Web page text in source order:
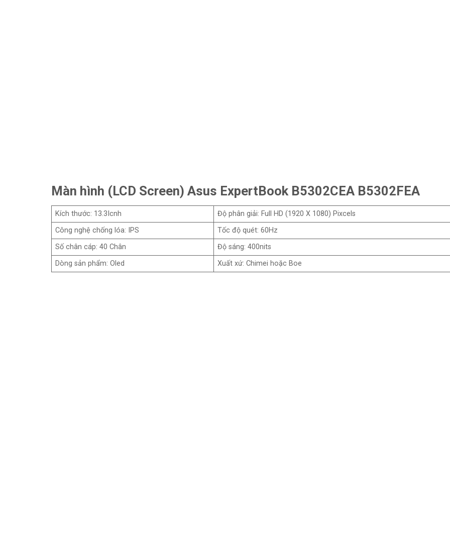
Màn hình (LCD Screen) Asus ExpertBook B5302CEA B5302FEA
Kích thước: 13.3Icnh
Độ phân giải: Full HD (1920 X 1080) Pixcels
Công nghệ chống lóa: IPS
Tốc độ quét: 60Hz
Số chân cáp: 40 Chân
Độ sáng: 400nits
Dòng sản phẩm: Oled
Xuất xứ: Chimei hoặc Boe